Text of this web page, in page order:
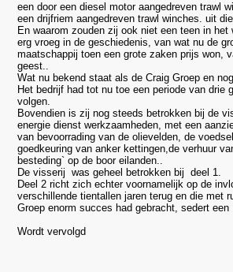
een door een diesel motor aangedreven trawl
een drijfriem aangedreven trawl winches. uit
En waarom zouden zij ook niet een teen in
erg vroeg in de geschiedenis, van wat nu de
maatschappij toen een grote zaken prijs won,
geest..
Wat nu bekend staat als de Craig Groep en
Het bedrijf had tot nu toe een periode van
volgen.
Bovendien is zij nog steeds betrokken bij de
energie dienst werkzaamheden, met een
van bevoorrading van de olievelden, de
goedkeuring van anker kettingen,de verhuur
besteding` op de boor eilanden..
De visserij was geheel betrokken bij deel 1.
Deel 2 richt zich echter voornamelijk op de
verschillende tientallen jaren terug en die met
Groep enorm succes had gebracht, sedert
Wordt vervolgd